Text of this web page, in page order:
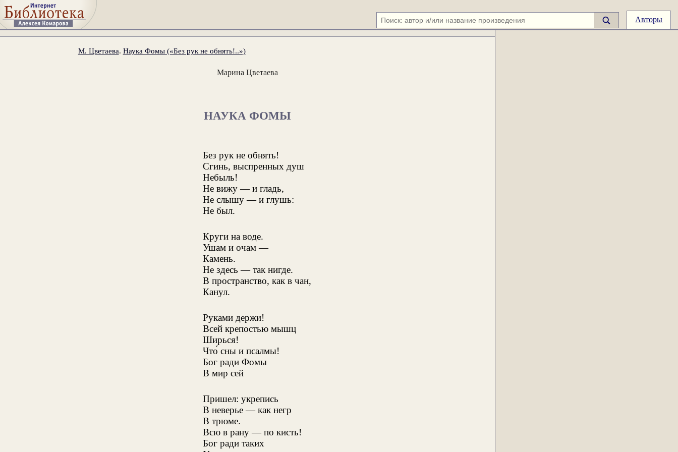
Авторы
М. Цветаева. Наука Фомы («Без рук не обнять!..»)
Марина Цветаева
НАУКА ФОМЫ
Без рук не обнять!
Сгинь, выспренных душ
Небыль!
Не вижу — и гладь,
Не слышу — и глушь:
Не был.
Круги на воде.
Ушам и очам —
Камень.
Не здесь — так нигде.
В пространство, как в чан,
Канул.
Руками держи!
Всей крепостью мышц
Ширься!
Что́ сны и псалмы!
Бог ради Фомы
В мир сей
Пришел: укрепись
В неверье — как негр
В трюме.
Всю в рану — по кисть!
Бог ради таких